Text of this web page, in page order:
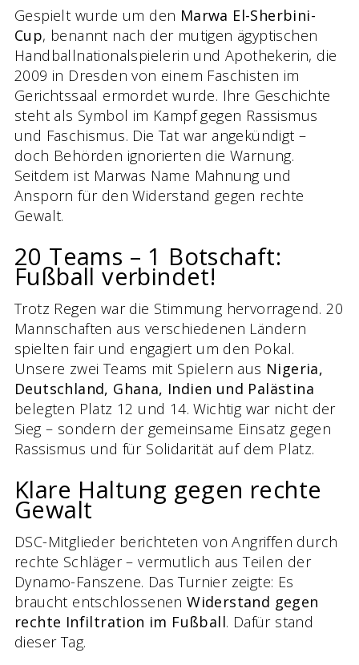
Gespielt wurde um den Marwa El-Sherbini-
Cup, benannt nach der mutigen ägyptischen
Handballnationalspielerin und Apothekerin, die
2009 in Dresden von einem Faschisten im
Gerichtssaal ermordet wurde. Ihre Geschichte
steht als Symbol im Kampf gegen Rassismus
und Faschismus. Die Tat war angekündigt –
doch Behörden ignorierten die Warnung.
Seitdem ist Marwas Name Mahnung und
Ansporn für den Widerstand gegen rechte
Gewalt.
20 Teams – 1 Botschaft:
Fußball verbindet!
Trotz Regen war die Stimmung hervorragend. 20
Mannschaften aus verschiedenen Ländern
spielten fair und engagiert um den Pokal.
Unsere zwei Teams mit Spielern aus Nigeria,
Deutschland, Ghana, Indien und Palästina
belegten Platz 12 und 14. Wichtig war nicht der
Sieg – sondern der gemeinsame Einsatz gegen
Rassismus und für Solidarität auf dem Platz.
Klare Haltung gegen rechte
Gewalt
DSC-Mitglieder berichteten von Angriffen durch
rechte Schläger – vermutlich aus Teilen der
Dynamo-Fanszene. Das Turnier zeigte: Es
braucht entschlossenenWiderstand gegen
rechte Infiltration im Fußball. Dafür stand
dieser Tag.